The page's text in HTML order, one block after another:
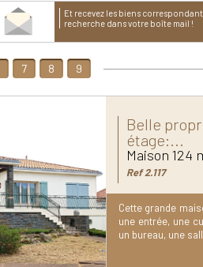
et recevez les biens correspondants à votre
recherche dans votre boîte mail !
7 8 9
Belle
étage:...
Maison 124
Ref 2.117
Cette grande
une entrée, une
un bureau, une